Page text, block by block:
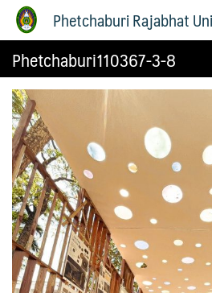
Phetchaburi Rajabhat
Phetchaburi110367-3-8